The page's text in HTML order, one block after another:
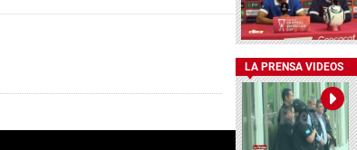
LA PRENSA VIDEOS